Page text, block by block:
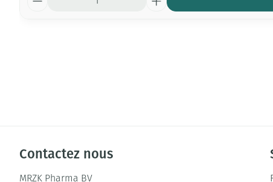
Contactez nous
MRZK Pharma BV